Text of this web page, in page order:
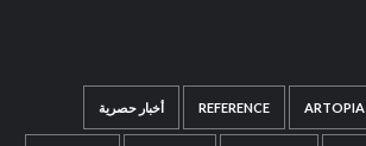
REFERENCE أخبار حصرية